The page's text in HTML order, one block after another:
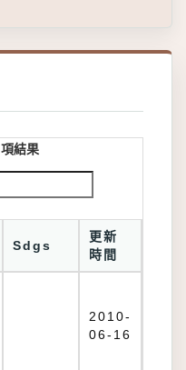
項結果
Sdgs
更新
時間
2010-
06-16